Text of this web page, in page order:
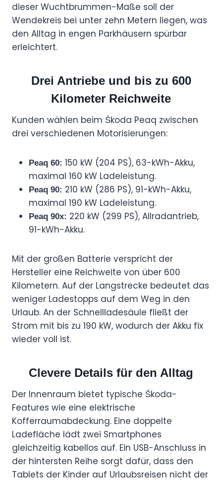
dieser Wuchtbrummen-Maße soll der
Wendekreis bei unter zehn Metern liegen, was
den Alltag in engen Parkhäusern spürbar
erleichtert.
Drei Antriebe und bis zu 600
Kilometer Reichweite
Kunden wählen beim Škoda Peaq zwischen
drei verschiedenen Motorisierungen:
Peaq 60: 150 kW (204 PS), 63-kWh-Akku,
maximal 160 kW Ladeleistung.
Peaq 90: 210 kW (286 PS), 91-kWh-Akku,
maximal 190 kW Ladeleistung.
Peaq 90x: 220 kW (299 PS), Allradantrieb,
91-kWh-Akku.
Mit der großen Batterie verspricht der
Hersteller eine Reichweite von über 600
Kilometern. Auf der Langstrecke bedeutet das
weniger Ladestopps auf dem Weg in den
Urlaub. An der Schnellladesäule fließt der
Strom mit bis zu 190 kW, wodurch der Akku fix
wieder voll ist.
Clevere Details für den Alltag
Der Innenraum bietet typische Škoda-
Features wie eine elektrische
Kofferraumabdeckung. Eine doppelte
Ladefläche lädt zwei Smartphones
gleichzeitig kabellos auf. Ein USB-Anschluss in
der hintersten Reihe sorgt dafür, dass den
Tablets der Kinder auf Urlaubsreisen nicht der